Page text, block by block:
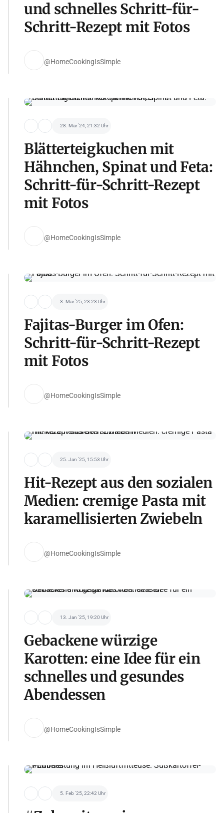
und schnelles Schritt-für-
Schritt-Rezept mit Fotos
@HomeCookingIsSimple
28. Mär '24, 21:32 Uhr
Blätterteigkuchen mit
Hähnchen, Spinat und Feta:
Schritt-für-Schritt-Rezept
mit Fotos
@HomeCookingIsSimple
3. Mär '25, 23:23 Uhr
Fajitas-Burger im Ofen:
Schritt-für-Schritt-Rezept
mit Fotos
@HomeCookingIsSimple
25. Jan '25, 15:53 Uhr
Hit-Rezept aus den sozialen
Medien: cremige Pasta mit
karamellisierten Zwiebeln
@HomeCookingIsSimple
13. Jan '25, 19:20 Uhr
Gebackene würzige
Karotten: eine Idee für ein
schnelles und gesundes
Abendessen
@HomeCookingIsSimple
5. Feb '25, 22:42 Uhr